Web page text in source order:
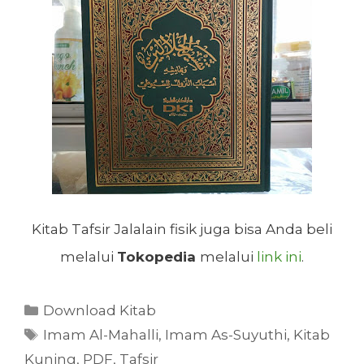
Kitab Tafsir Jalalain fisik juga bisa Anda beli
melalui Tokopedia melalui link ini.
Kategori
Download Kitab
Tag
Imam Al-Mahalli, Imam As-Suyuthi, Kitab
Kuning, PDF, Tafsir